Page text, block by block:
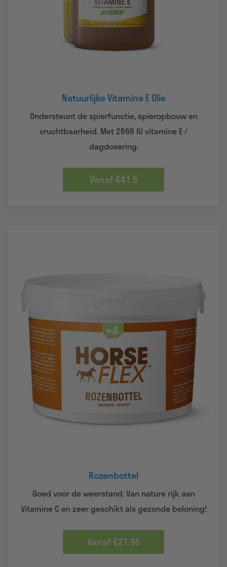
Natuurlijke Vitamine E Olie
Ondersteunt de spierfunctie, spieropbouw en
vruchtbaarheid. Met 2666 IU vitamine E /
dagdosering.
Vanaf €41.5
Rozenbottel
Goed voor de weerstand. Van nature rijk aan
Vitamine C en zeer geschikt als gezonde beloning!
Vanaf €21.95